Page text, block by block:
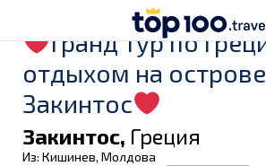
Гранд тур по
отдыхом на острове
Закинтос
Закинтос, Греция
Из: Кишинев, Молдова